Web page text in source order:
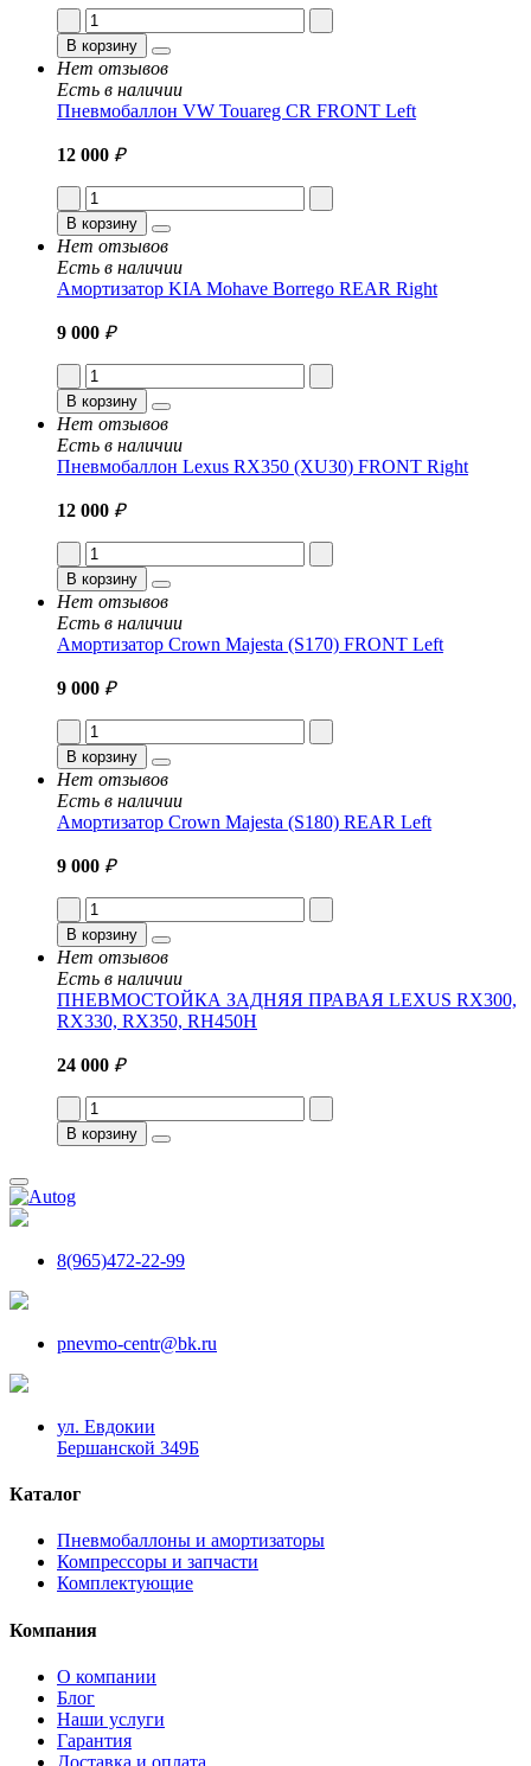
В корзину
Нет отзывов
Есть в наличии
Пневмобаллон VW Touareg CR FRONT Left
12 000 ₽
В корзину
Нет отзывов
Есть в наличии
Амортизатор KIA Mohave Borrego REAR Right
9 000 ₽
В корзину
Нет отзывов
Есть в наличии
Пневмобаллон Lexus RX350 (XU30) FRONT Right
12 000 ₽
В корзину
Нет отзывов
Есть в наличии
Амортизатор Crown Majesta (S170) FRONT Left
9 000 ₽
В корзину
Нет отзывов
Есть в наличии
Амортизатор Crown Majesta (S180) REAR Left
9 000 ₽
В корзину
Нет отзывов
Есть в наличии
ПНЕВМОСТОЙКА ЗАДНЯЯ ПРАВАЯ LEXUS RX300,
RX330, RX350, RH450H
24 000 ₽
В корзину
8(965)472-22-99
pnevmo-centr@bk.ru
ул. Евдокии
Бершанской 349Б
Каталог
Пневмобаллоны и амортизаторы
Компрессоры и запчасти
Комплектующие
Компания
О компании
Блог
Наши услуги
Гарантия
Доставка и оплата